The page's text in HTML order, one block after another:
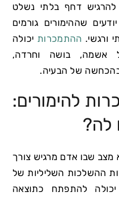
להרגיש דחף בלתי נשלט
שההימורים גורמים
ורגשי. ההתמכרות יכולה
אשמה, בושה וחרדה,
בהכחשה של הבעיה.
להימורים:
לה?
מצב שבו אדם מרגיש צורך
ההשלכות השליליות של
יכולה להתפתח כתוצאה